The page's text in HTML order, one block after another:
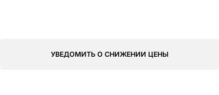
УВЕДОМИТЬ О СНИЖЕНИИ ЦЕНЫ